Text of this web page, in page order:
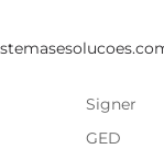
Signer
GED